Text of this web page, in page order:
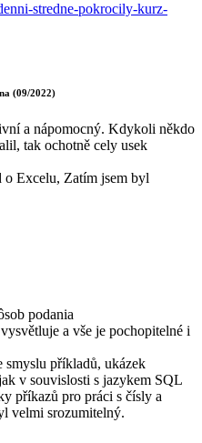
stredne-pokrocily-kurz-
(09/2022)
a nápomocný. Kdykoli někdo
tak ochotně cely usek
o Excelu, Zatím jsem byl
podania
a vše je pochopitelné i
příkladů, ukázek
v souvislosti s jazykem SQL
příkazů pro práci s čísly a
velmi srozumitelný.